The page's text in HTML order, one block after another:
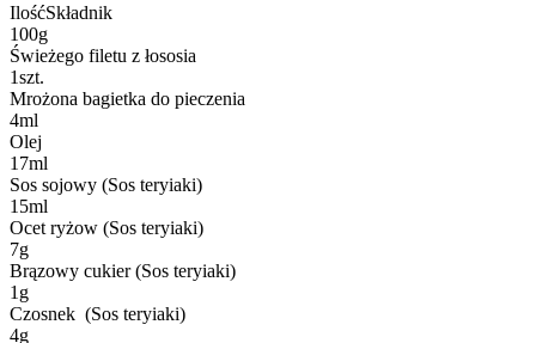
IlośćSkładnik
100g
Świeżego filetu z łososia
1szt.
Mrożona bagietka do pieczenia
4ml
Olej
17ml
Sos sojowy (Sos teryiaki)
15ml
Ocet ryżow (Sos teryiaki)
7g
Brązowy cukier (Sos teryiaki)
1 g
Czosnek (Sos teryiaki)
4g